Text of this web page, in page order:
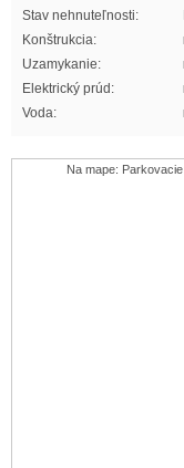
Stav nehnuteľnosti:
Konštrukcia:
Uzamykanie:
Elektrický prúd:
Voda:
Na mape: